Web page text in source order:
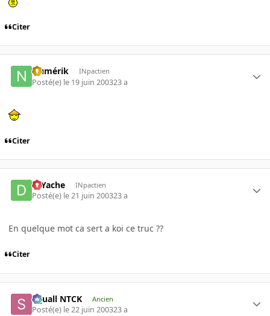
Citer
Numérik INpactien
Posté(e) le 19 juin 200323 a
Citer
DJYache INpactien
Posté(e) le 21 juin 200323 a
En quelque mot ca sert a koi ce truc ??
Citer
Squall NTCK Ancien
Posté(e) le 22 juin 200323 a